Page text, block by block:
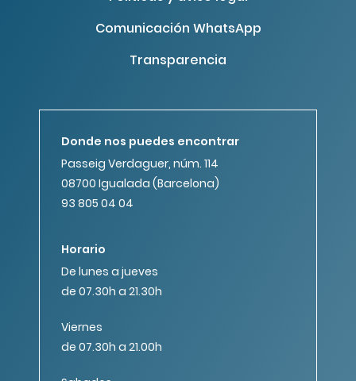
Comunicación WhatsApp
Transparencia
Donde nos puedes encontrar
Passeig Verdaguer, núm. 114
08700 Igualada (Barcelona)
93 805 04 04
Horario
De lunes a jueves
de 07.30h a 21.30h
Viernes
de 07.30h a 21.00h